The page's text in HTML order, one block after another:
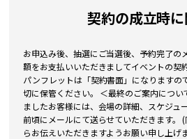
契約の成立時
お申込み後、抽選にご当選後、予約完了の
額をお支払いいただきましてイベントの契
パンフレットは「契約書面」になりますの
切に保管ください。 ＜最終のご案内につい
ましたお客様には、会場の詳細、スケジュ
前頃にメールにて送らせていただきます。
らお伝えいただきますようお願い申し上げ